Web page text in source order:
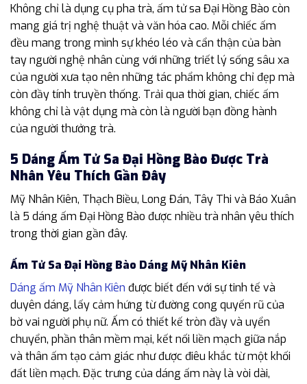
Không chỉ là dụng cụ pha trà, ấm tử sa Đại Hồng Bào còn
mang giá trị nghệ thuật và văn hóa cao. Mỗi chiếc ấm
đều mang trong mình sự khéo léo và cẩn thận của bàn
tay người nghệ nhân cùng với những triết lý sống sâu xa
của người xưa tạo nên những tác phẩm không chỉ đẹp mà
còn đầy tính truyền thống. Trải qua thời gian, chiếc ấm
không chỉ là vật dụng mà còn là người bạn đồng hành
của người thưởng trà.
5 Dáng Ấm Tử Sa Đại Hồng Bào Được Trà
Nhân Yêu Thích Gần Đây
Mỹ Nhân Kiên, Thạch Biều, Long Đán, Tây Thi và Báo Xuân
là 5 dáng ấm Đại Hồng Bào được nhiều trà nhân yêu thích
trong thời gian gần đây.
Ấm Tử Sa Đại Hồng Bào Dáng Mỹ Nhân Kiên
Dáng ấm Mỹ Nhân Kiên được biết đến với sự tinh tế và
duyên dáng, lấy cảm hứng từ đường cong quyến rũ của
bờ vai người phụ nữ. Ấm có thiết kế tròn đầy và uyển
chuyển, phần thân mềm mại, kết nối liền mạch giữa nắp
và thân ấm tạo cảm giác như được điêu khắc từ một khối
đất liền mạch. Đặc trưng của dáng ấm này là vòi dài,